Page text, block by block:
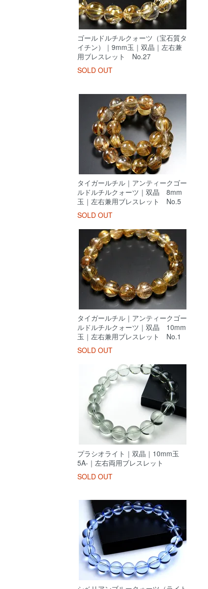
ゴールドルチルクォーツ（宝石質タ
イチン）｜9mm玉｜双晶｜左右兼
用ブレスレット No.27
SOLD OUT
タイガールチル｜アンティークゴー
ルドルチルクォーツ｜双晶 8mm
玉｜左右兼用ブレスレット No.5
SOLD OUT
タイガールチル｜アンティークゴー
ルドルチルクォーツ｜双晶 10mm
玉｜左右兼用ブレスレット No.1
SOLD OUT
プラシオライト｜双晶｜10mm玉
5A-｜左右両用ブレスレット
SOLD OUT